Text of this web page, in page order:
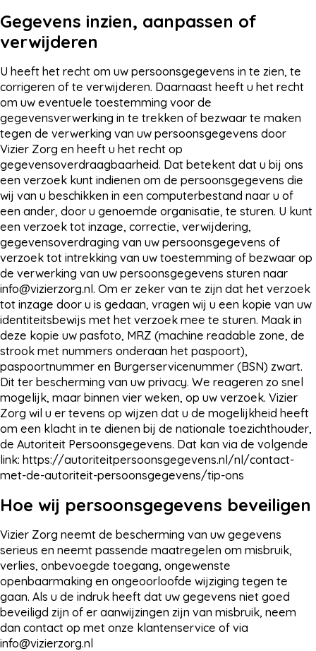
Gegevens inzien, aanpassen of
verwijderen
U heeft het recht om uw persoonsgegevens in te zien, te
corrigeren of te verwijderen. Daarnaast heeft u het recht
om uw eventuele toestemming voor de
gegevensverwerking in te trekken of bezwaar te maken
tegen de verwerking van uw persoonsgegevens door
Vizier Zorg en heeft u het recht op
gegevensoverdraagbaarheid. Dat betekent dat u bij ons
een verzoek kunt indienen om de persoonsgegevens die
wij van u beschikken in een computerbestand naar u of
een ander, door u genoemde organisatie, te sturen. U kunt
een verzoek tot inzage, correctie, verwijdering,
gegevensoverdraging van uw persoonsgegevens of
verzoek tot intrekking van uw toestemming of bezwaar op
de verwerking van uw persoonsgegevens sturen naar
info@vizierzorg.nl. Om er zeker van te zijn dat het verzoek
tot inzage door u is gedaan, vragen wij u een kopie van uw
identiteitsbewijs met het verzoek mee te sturen. Maak in
deze kopie uw pasfoto, MRZ (machine readable zone, de
strook met nummers onderaan het paspoort),
paspoortnummer en Burgerservicenummer (BSN) zwart.
Dit ter bescherming van uw privacy. We reageren zo snel
mogelijk, maar binnen vier weken, op uw verzoek. Vizier
Zorg wil u er tevens op wijzen dat u de mogelijkheid heeft
om een klacht in te dienen bij de nationale toezichthouder,
de Autoriteit Persoonsgegevens. Dat kan via de volgende
link: https://autoriteitpersoonsgegevens.nl/nl/contact-
met-de-autoriteit-persoonsgegevens/tip-ons
Hoe wij persoonsgegevens beveiligen
Vizier Zorg neemt de bescherming van uw gegevens
serieus en neemt passende maatregelen om misbruik,
verlies, onbevoegde toegang, ongewenste
openbaarmaking en ongeoorloofde wijziging tegen te
gaan. Als u de indruk heeft dat uw gegevens niet goed
beveiligd zijn of er aanwijzingen zijn van misbruik, neem
dan contact op met onze klantenservice of via
info@vizierzorg.nl